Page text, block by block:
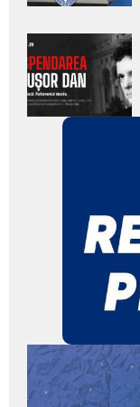
Adaugă
aici textul
pentru
subtitlu